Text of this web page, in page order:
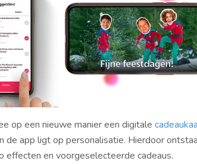
op een nieuwe manier een digitale
de app ligt op personalisatie. Hierdoor
effecten en voorgeselecteerde cadeaus.